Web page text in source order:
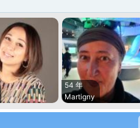
54 年
Martigny